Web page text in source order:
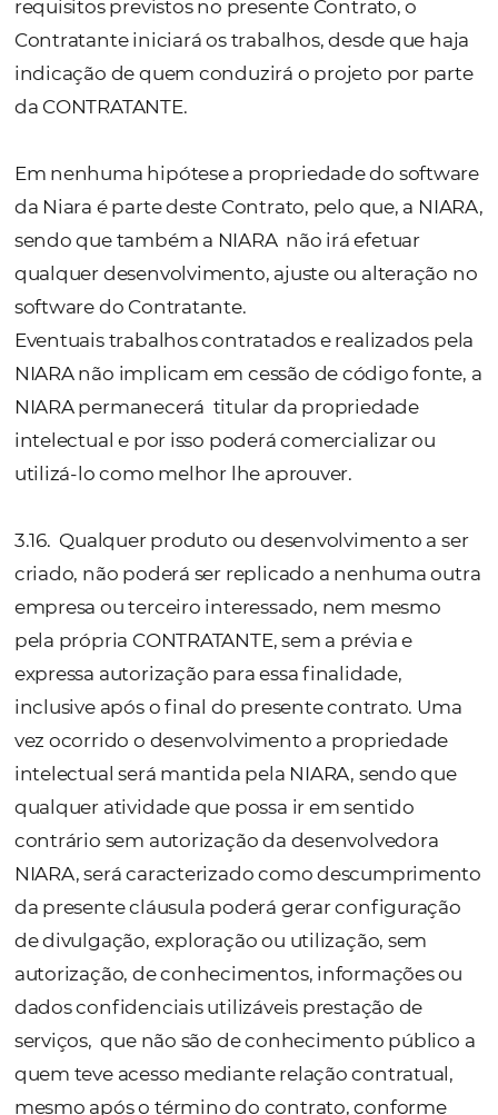
realizar as atualizações que forem
ficando a NIARA isenta de qualquer
responsabilidade caso não haja o pedido de
não realizar conferência e sinalizar qualquer
inconsistência.
3.10. A implantação da plataforma do
Licenciado será feita remotamente,
orientação por telefone ou por meio de
explicativo. Caso a Licenciada necessite de
suporte mais específico, de forma remota
presencial, a NIARA apresentará o
específico.
3.11. Salvo se estabelecido contrariamente, a
poderá realizar ativação do serviço, porém
prazo de até 30 (trinta) dias úteis a contar
da identificação do pagamento da taxa de
implantação, a NIARA não tiver apoio ou se
informações forem insuficientes por parte
Contratante, a mesma concorda que a
poderá iniciar as cobranças, salvo acordo
previamente realizado e expresso entre as
b) Desenvolvimento
3.12.A NIARA poderá realizar
conforme as necessidades da
sendo que eventuais projetos e contratação
deverão ser realizadas através de